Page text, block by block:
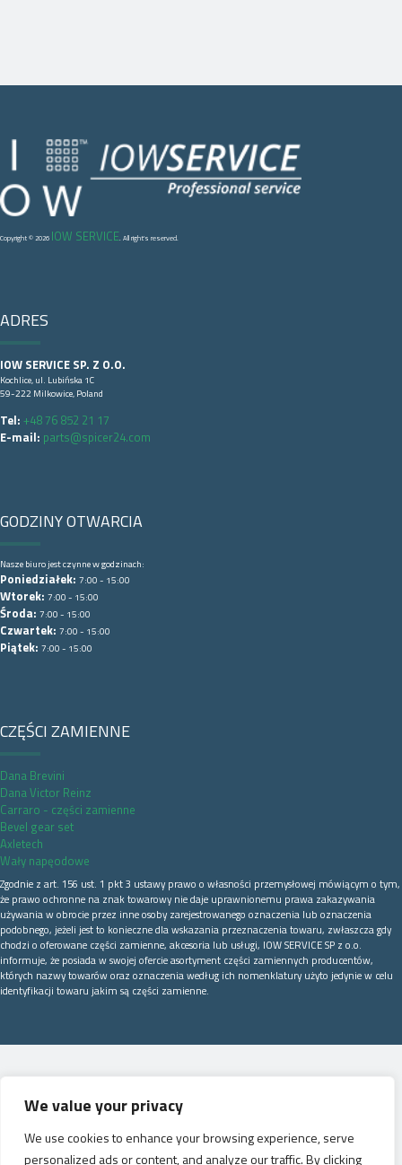
We value your privacy
We use cookies to enhance your browsing experience, serve
personalized ads or content, and analyze our traffic. By clicking
Copyright © 2026 IOW SERVICE. All right's reserved.
ADRES
IOW SERVICE SP. Z O.O.
Kochlice, ul. Lubińska 1C
59-222 Milkowice, Poland
Tel: +48 76 852 21 17
E-mail: parts@spicer24.com
GODZINY OTWARCIA
Nasze biuro jest czynne w godzinach:
Poniedziałek: 7:00 - 15:00
Wtorek: 7:00 - 15:00
Środa: 7:00 - 15:00
Czwartek: 7:00 - 15:00
Piątek: 7:00 - 15:00
CZĘŚCI ZAMIENNE
Dana Brevini
Dana Victor Reinz
Carraro - części zamienne
Bevel gear set
Axletech
Wały napęodowe
Zgodnie z art. 156 ust. 1 pkt 3 ustawy prawo o własności przemysłowej mówiącym o tym,
że prawo ochronne na znak towarowy nie daje uprawnionemu prawa zakazywania
używania w obrocie przez inne osoby zarejestrowanego oznaczenia lub oznaczenia
podobnego, jeżeli jest to konieczne dla wskazania przeznaczenia towaru, zwłaszcza gdy
chodzi o oferowane części zamienne, akcesoria lub usługi, IOW SERVICE SP z o.o.
informuje, że posiada w swojej ofercie asortyment części zamiennych producentów,
których nazwy towarów oraz oznaczenia według ich nomenklatury użyto jedynie w celu
identyfikacji towaru jakim są części zamienne.